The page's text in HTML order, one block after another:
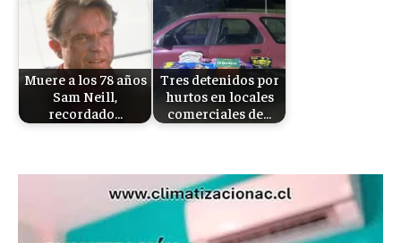
Muere a los 78 años
Sam Neill,
recordado…
Tres detenidos por
hurtos en locales
comerciales de…